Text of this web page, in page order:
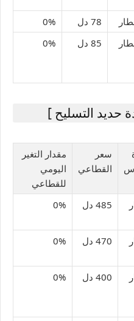
78 دل
0%
85 دل 0%
حديد التسليح ]
سعر
القطاعي
مقدار التغير
اليومي
للقطاعي
485 دل 0%
470 دل 0%
400 دل 0%